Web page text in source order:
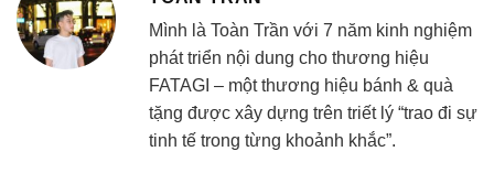
Mình là Toàn Trần với 7 năm kinh nghiệm
phát triển nội dung cho thương hiệu
FATAGI – một thương hiệu bánh & quà
tặng được xây dựng trên triết lý “trao đi sự
tinh tế trong từng khoảnh khắc”.